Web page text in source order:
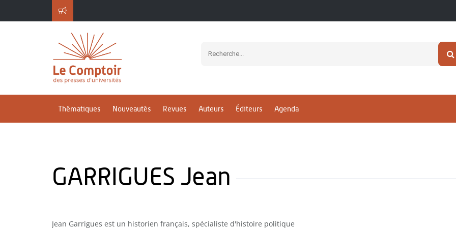
Thématiques Nouveautés Revues Auteurs Éditeurs Agenda
GARRIGUES Jean
Jean Garrigues est un historien français, spécialiste d'histoire politique